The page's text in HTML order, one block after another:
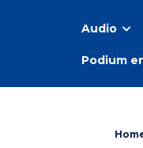
Audio
Podium